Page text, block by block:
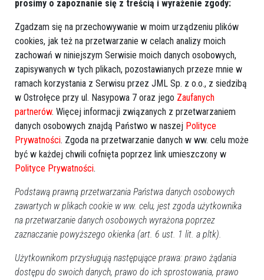
Myszyniec,policja,próba włamania
prosimy o zapoznanie się z treścią i wyrażenie zgody:
Zgadzam się na przechowywanie w moim urządzeniu plików
cookies, jak też na przetwarzanie w celach analizy moich
zachowań w niniejszym Serwisie moich danych osobowych,
zapisywanych w tych plikach, pozostawianych przeze mnie w
ramach korzystania z Serwisu przez JML Sp. z o.o., z siedzibą
w Ostrołęce przy ul. Nasypowa 7 oraz jego Zaufanych
partnerów. Więcej informacji związanych z przetwarzaniem
danych osobowych znajdą Państwo w naszej Polityce
Prywatności. Zgoda na przetwarzanie danych w ww. celu może
być w każdej chwili cofnięta poprzez link umieszczony w
Polityce Prywatności.
Podstawą prawną przetwarzania Państwa danych osobowych
zawartych w plikach cookie w ww. celu, jest zgoda użytkownika
na przetwarzanie danych osobowych wyrażona poprzez
zaznaczanie powyższego okienka (art. 6 ust. 1 lit. a pltk).
Użytkownikom przysługują następujące prawa: prawo żądania
dostępu do swoich danych, prawo do ich sprostowania, prawo